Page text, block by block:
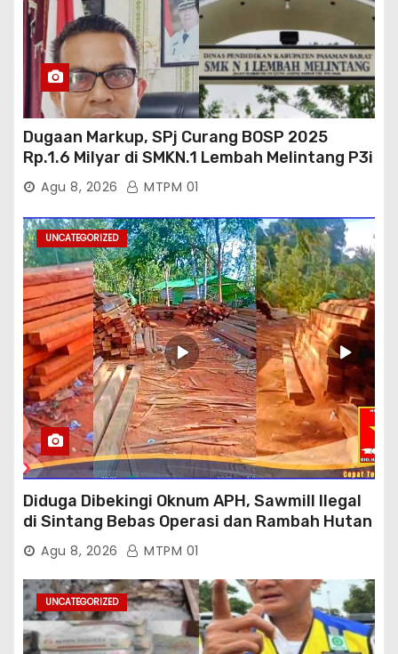
Dugaan Markup, SPj Curang BOSP 2025
Rp.1.6 Milyar di SMKN.1 Lembah Melintang P3i
: Kajati Sumbar Panggil dan Periksa
Agu 8, 2026 MTPM 01
UNCATEGORIZED
Diduga Dibekingi Oknum APH, Sawmill Ilegal
di Sintang Bebas Operasi dan Rambah Hutan
Lindung
Agu 8, 2026 MTPM 01
UNCATEGORIZED